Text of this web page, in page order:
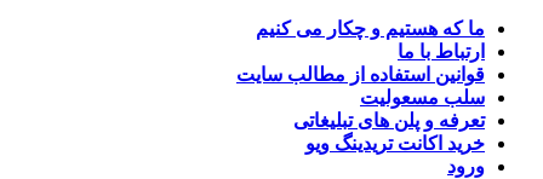
ما که هستیم و چکار می کنیم
ارتباط با ما
قوانین استفاده از مطالب سایت
سلب مسعولیت
تعرفه و پلن های تبلیغاتی
خرید اکانت تریدینگ ویو
ورود